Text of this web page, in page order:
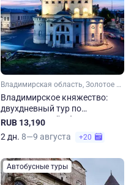
Владимирская область, Золотое кольцо, Малое Золотое кольцо
Владимирское княжество:
двухдневный тур по
Владимирской области
RUB 13,190
2 дн. 8—9 августа +20
Автобусные туры